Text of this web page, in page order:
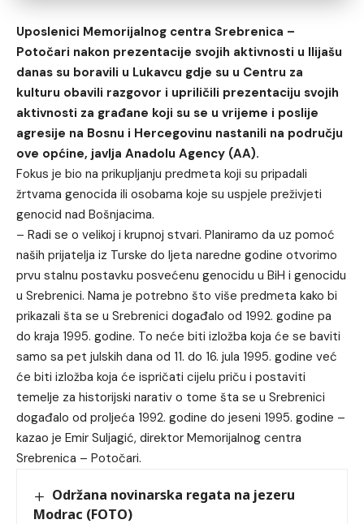
Uposlenici Memorijalnog centra Srebrenica –
Potočari nakon prezentacije svojih aktivnosti u Ilijašu
danas su boravili u Lukavcu gdje su u Centru za
kulturu obavili razgovor i upriličili prezentaciju svojih
aktivnosti za građane koji su se u vrijeme i poslije
agresije na Bosnu i Hercegovinu nastanili na području
ove općine, javlja Anadolu Agency (AA).
Fokus je bio na prikupljanju predmeta koji su pripadali
žrtvama genocida ili osobama koje su uspjele preživjeti
genocid nad Bošnjacima.
– Radi se o velikoj i krupnoj stvari. Planiramo da uz pomoć
naših prijatelja iz Turske do ljeta naredne godine otvorimo
prvu stalnu postavku posvećenu genocidu u BiH i genocidu
u Srebrenici. Nama je potrebno što više predmeta kako bi
prikazali šta se u Srebrenici događalo od 1992. godine pa
do kraja 1995. godine. To neće biti izložba koja će se baviti
samo sa pet julskih dana od 11. do 16. jula 1995. godine već
će biti izložba koja će ispričati cijelu priču i postaviti
temelje za historijski narativ o tome šta se u Srebrenici
događalo od proljeća 1992. godine do jeseni 1995. godine –
kazao je Emir Suljagić, direktor Memorijalnog centra
Srebrenica – Potočari.
Održana novinarska regata na jezeru
Modrac (FOTO)